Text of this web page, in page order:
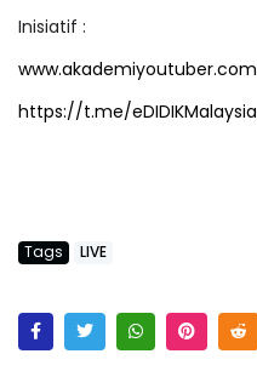
Inisiatif :
www.akademiyoutuber.com
https://t.me/eDIDIKMalaysia
Tags LIVE